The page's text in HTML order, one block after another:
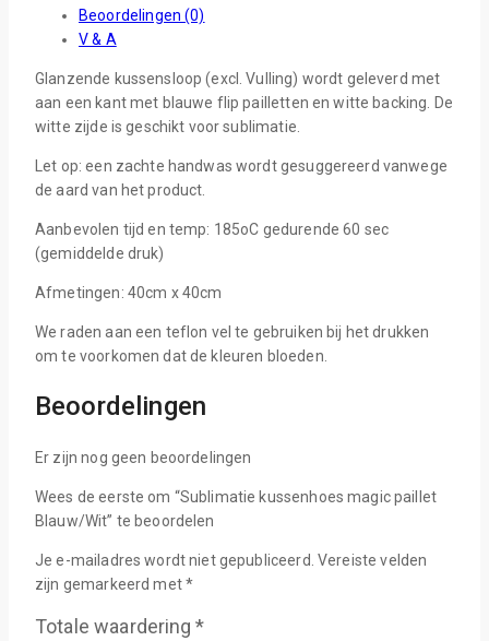
Beoordelingen (0)
V & A
Glanzende kussensloop (excl. Vulling) wordt geleverd met
aan een kant met blauwe flip pailletten en witte backing. De
witte zijde is geschikt voor sublimatie.
Let op: een zachte handwas wordt gesuggereerd vanwege
de aard van het product.
Aanbevolen tijd en temp: 185oC gedurende 60 sec
(gemiddelde druk)
Afmetingen: 40cm x 40cm
We raden aan een teflon vel te gebruiken bij het drukken
om te voorkomen dat de kleuren bloeden.
Beoordelingen
Er zijn nog geen beoordelingen
Wees de eerste om “Sublimatie kussenhoes magic paillet
Blauw/Wit” te beoordelen
Je e-mailadres wordt niet gepubliceerd. Vereiste velden
zijn gemarkeerd met*
Totale waardering *